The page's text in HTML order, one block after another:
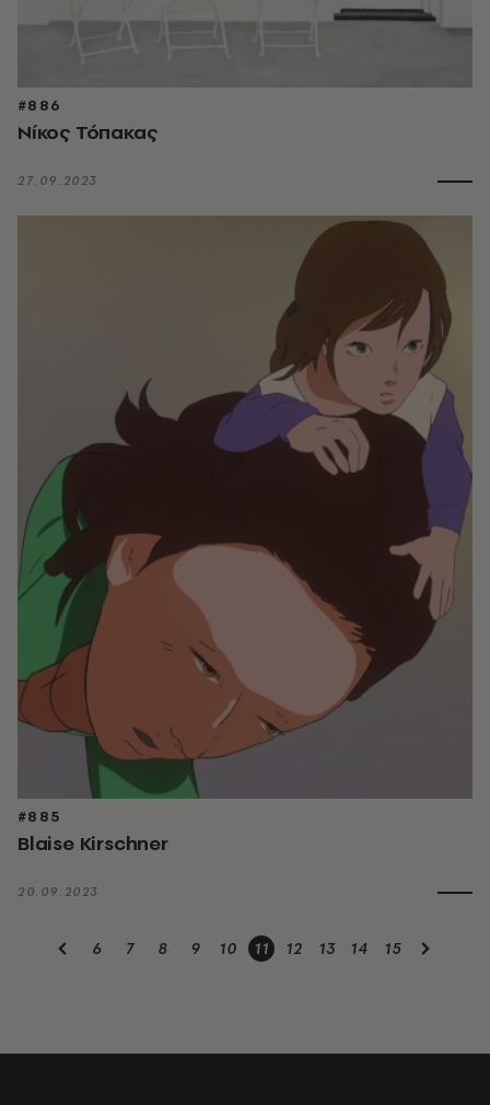
#886
Νίκος Τόπακας
27.09.2023
#885
Blaise Kirschner
20.09.2023
6 7 8 9 10 11 12 13 14 15